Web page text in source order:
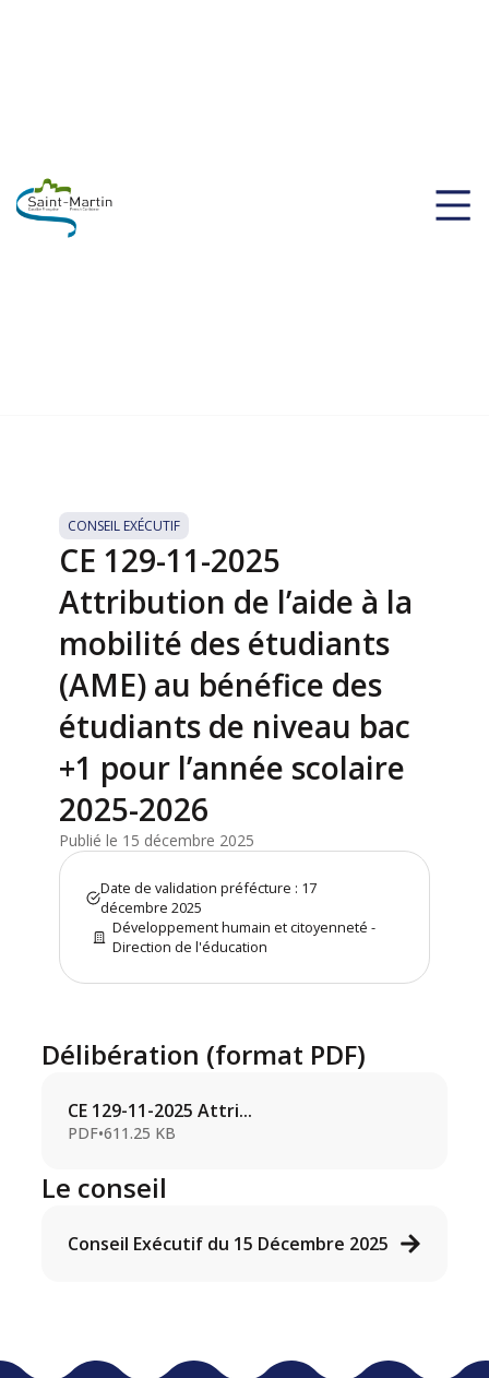
CONSEIL EXÉCUTIF
CE 129-11-2025
Attribution de l’aide à la
mobilité des étudiants
(AME) au bénéfice des
étudiants de niveau bac
+1 pour l’année scolaire
2025-2026
Publié le 15 décembre 2025
Date de validation préfécture : 17
décembre 2025
Développement humain et citoyenneté -
Direction de l'éducation
Délibération (format PDF)
CE 129-11-2025 Attri...
PDF•611.25 KB
Le conseil
Conseil Exécutif du 15 Décembre 2025